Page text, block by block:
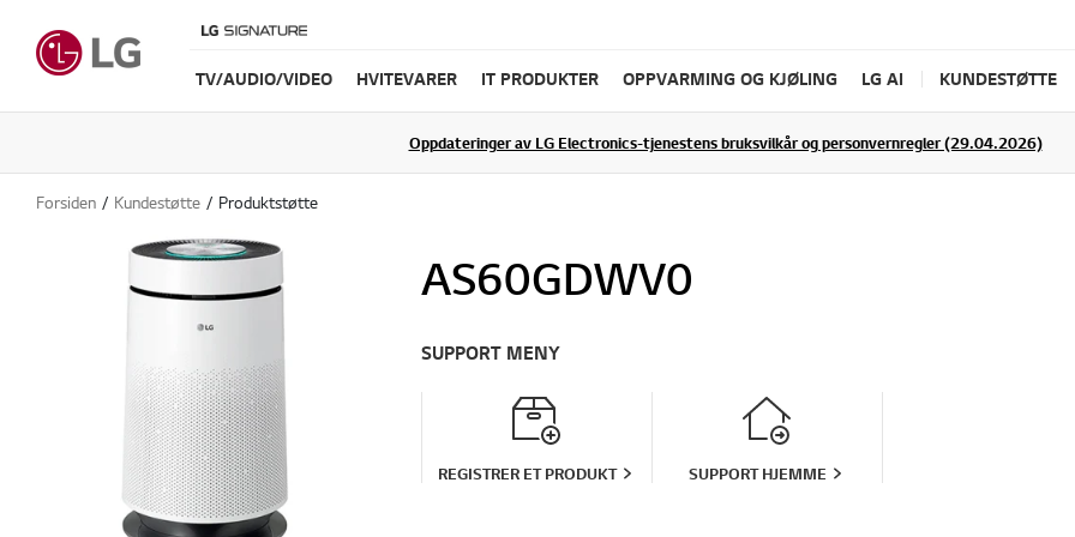
TV/AUDIO/VIDEO HVITEVARER IT PRODUKTER OPPVARMING OG KJØLING LG AI KUNDESTØTTE
Oppdateringer av LG Electronics-tjenestens bruksvilkår og personvernregler (29.04.2026)
Forsiden Kundestøtte Produktstøtte
AS60GDWV0
SUPPORT MENY
REGISTRER ET PRODUKT SUPPORT HJEMME